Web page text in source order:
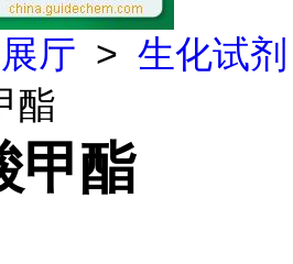
厅 > 生化试剂
酯
甲酯